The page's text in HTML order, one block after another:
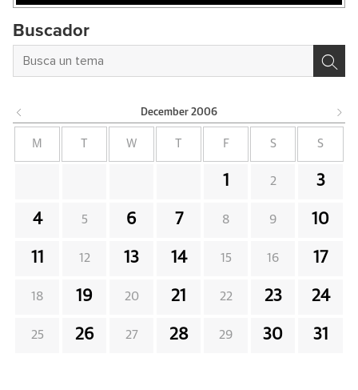
Buscador
December 2006
M W F S S
1 2 3
4 5 6 7 8 9 10
11 12 13 14 15 16 17
18 19 20 21 22 23 24
25 26 27 28 29 30 31